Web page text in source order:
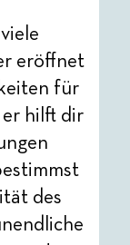
eröffnet
für
er hilft dir
des